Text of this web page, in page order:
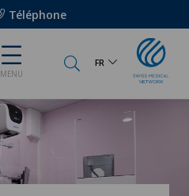
Téléphone
MENU
FR